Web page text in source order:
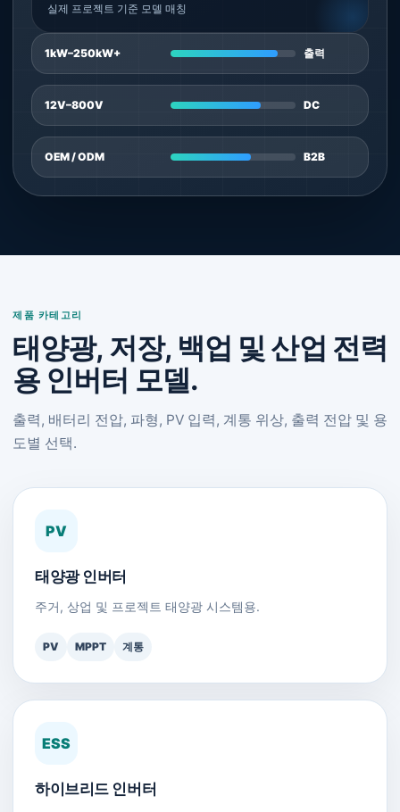
실제 프로젝트 기준 모델 매칭
1kW–250kW+ 출력
12V–800V DC
OEM / ODM B2B
제품 카테고리
태양광, 저장, 백업 및 산업 전력
용 인버터 모델.
출력, 배터리 전압, 파형, PV 입력, 계통 위상, 출력 전압 및 용
도별 선택.
PV
태양광 인버터
주거, 상업 및 프로젝트 태양광 시스템용.
PV MPPT 계통
ESS
하이브리드 인버터